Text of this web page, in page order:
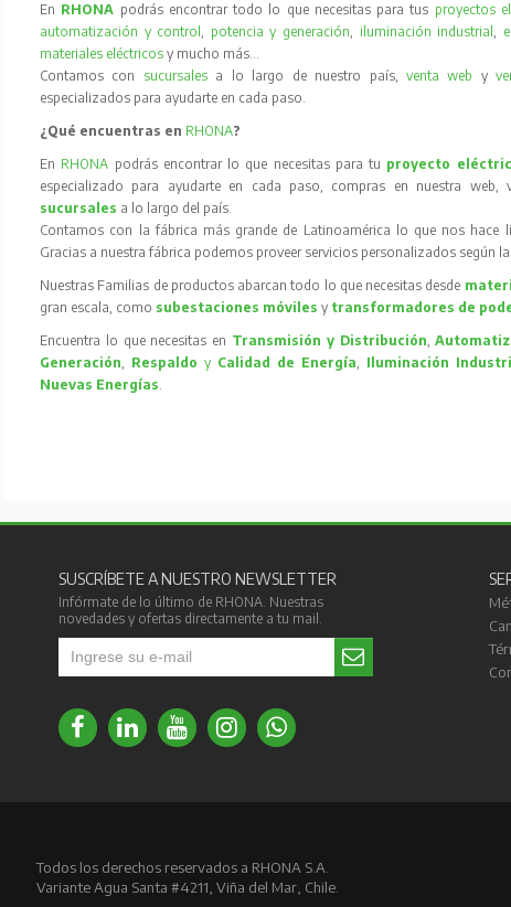
En RHONA podrás encontrar todo lo que necesitas para tus proyectos
automatización y control, potencia y generación, iluminación industrial,
materiales eléctricos y mucho más…
Contamos con sucursales a lo largo de nuestro país, venta web y
especializados para ayudarte en cada paso.
¿Qué encuentras en RHONA?
En RHONA podrás encontrar lo que necesitas para tu proyecto
especializado para ayudarte en cada paso, compras en nuestra web,
sucursales a lo largo del país.
Contamos con la fábrica más grande de Latinoamérica lo que nos hace
Gracias a nuestra fábrica podemos proveer servicios personalizados según
Nuestras Familias de productos abarcan todo lo que necesitas desde
gran escala, como subestaciones móvilesy transformadores de
Encuentra lo que necesitas en Transmisión y Distribución,
Generación, Respaldo y Calidad de Energía, Iluminación
Nuevas Energías.
SUSCRÍBETE A NUESTRO NEWSLETTER
Infórmate de lo último de RHONA. Nuestras
novedades y ofertas directamente a tu mail.
Todos los derechos reservados a RHONA S.A.
Variante Agua Santa #4211, Viña del Mar, Chile.